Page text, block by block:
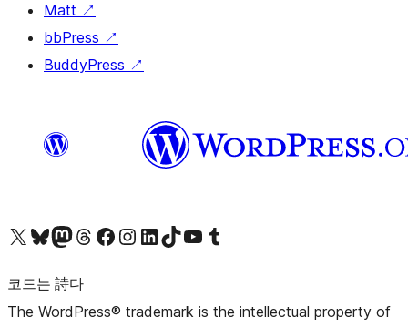
Matt ↗
bbPress ↗
BuddyPress ↗
X(이전 트위터) 계정 방문하기블루스카이 계정 방문하기마스토돈 계정 방문하기스레드 계정 방문하기 페이스북 페이지 방문하기인스타그램 계정 방문하기 LinkedIn 계정 방문하기틱톡 계정 방문하기유튜브 채널 방문하기 텀블러 계정 방문하기
코드는 詩다
The WordPress® trademark is the intellectual property of